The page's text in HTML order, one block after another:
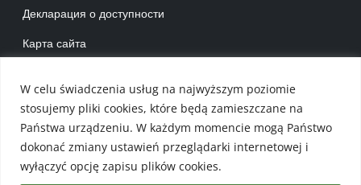
W celu świadczenia usług na najwyższym poziomie
stosujemy pliki cookies, które będą zamieszczane na
Państwa urządzeniu. W każdym momencie mogą Państwo
dokonać zmiany ustawień przeglądarki internetowej i
wyłączyć opcję zapisu plików cookies.
Декларация о доступности
Карта сайта
Menu w stopce 2 RU
Kоммуна Пласка
Карта коммуны
Каталог культурно-развлекательных мероприятий